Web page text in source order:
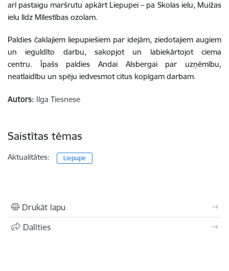
arī pastaigu maršrutu apkārt Liepupei – pa Skolas ielu, Muižas
ielu līdz Mīlestības ozolam.
Paldies čaklajiem liepupiešiem par idejām, ziedotajiem augiem
un ieguldīto darbu, sakopjot un labiekārtojot ciema
centru. Īpašs paldies Andai Alsbergai par uzņēmību,
neatlaidību un spēju iedvesmot citus kopīgam darbam.
Autors: Ilga Tiesnese
Saistītas tēmas
Aktualitātes: Liepupe
Drukāt lapu
Dalīties